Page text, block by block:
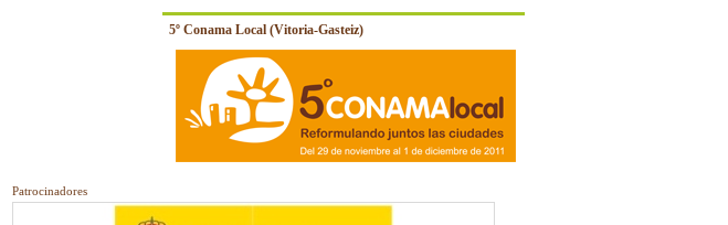
5º Conama Local (Vitoria-Gasteiz)
Patrocinadores